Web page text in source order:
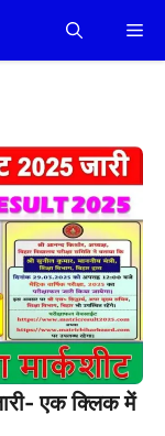
एक क्लिक में